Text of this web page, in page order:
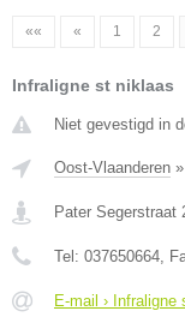
«« « 1 2
Infraligne st niklaas
Niet gevestigd in
Oost-Vlaanderen »
Pater Segerstraat
Tel: 037650664,
E-mail › Infraligne